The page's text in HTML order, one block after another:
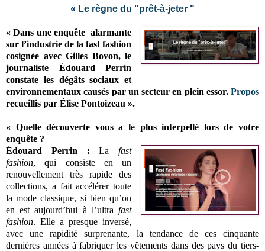
« Le règne du "prêt-à-jeter "
« Dans une enquête alarmante
sur l’industrie de la fast fashion
cosignée avec Gilles Bovon, le
journaliste Édouard Perrin
constate les dégâts sociaux et
environnementaux causés par un secteur en plein essor. Propos
recueillis par Élise Pontoizeau ».
« Quelle découverte vous a le plus interpellé lors de votre
enquête ?
Édouard Perrin : Lafast
fashion, qui consiste en un
renouvellement très rapide des
collections, a fait accélérer toute
la mode classique, si bien qu’on
en est aujourd’hui à l’ultrafast
fashion. Elle a presque inversé,
avec une rapidité surprenante, la tendance de ces cinquante
dernières années à fabriquer les vêtements dans des pays du tiers-